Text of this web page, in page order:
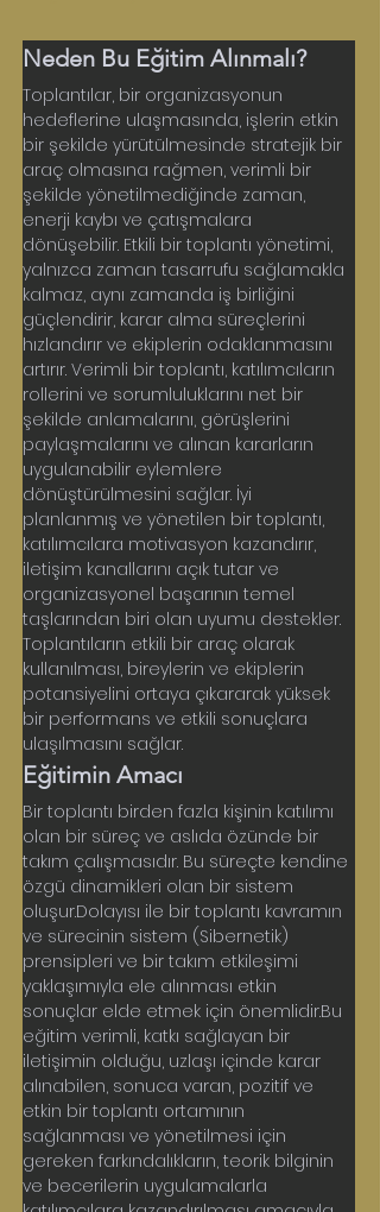
Neden Bu Eğitim Alınmalı?
Toplantılar, bir organizasyonun
hedeflerine ulaşmasında, işlerin etkin
bir şekilde yürütülmesinde stratejik bir
araç olmasına rağmen, verimli bir
şekilde yönetilmediğinde zaman,
enerji kaybı ve çatışmalara
dönüşebilir. Etkili bir toplantı yönetimi,
yalnızca zaman tasarrufu sağlamakla
kalmaz, aynı zamanda iş birliğini
güçlendirir, karar alma süreçlerini
hızlandırır ve ekiplerin odaklanmasını
artırır. Verimli bir toplantı, katılımcıların
rollerini ve sorumluluklarını net bir
şekilde anlamalarını, görüşlerini
paylaşmalarını ve alınan kararların
uygulanabilir eylemlere
dönüştürülmesini sağlar. İyi
planlanmış ve yönetilen bir toplantı,
katılımcılara motivasyon kazandırır,
iletişim kanallarını açık tutar ve
organizasyonel başarının temel
taşlarından biri olan uyumu destekler.
Toplantıların etkili bir araç olarak
kullanılması, bireylerin ve ekiplerin
potansiyelini ortaya çıkararak yüksek
bir performans ve etkili sonuçlara
ulaşılmasını sağlar.
Eğitimin Amacı
Bir toplantı birden fazla kişinin katılımı
olan bir süreç ve aslıda özünde bir
takım çalışmasıdır. Bu süreçte kendine
özgü dinamikleri olan bir sistem
oluşur.Dolayısı ile bir toplantı kavramın
ve sürecinin sistem (Sibernetik)
prensipleri ve bir takım etkileşimi
yaklaşımıyla ele alınması etkin
sonuçlar elde etmek için önemlidir.Bu
eğitim verimli, katkı sağlayan bir
iletişimin olduğu, uzlaşı içinde karar
alınabilen, sonuca varan, pozitif ve
etkin bir toplantı ortamının
sağlanması ve yönetilmesi için
gereken farkındalıkların, teorik bilginin
ve becerilerin uygulamalarla